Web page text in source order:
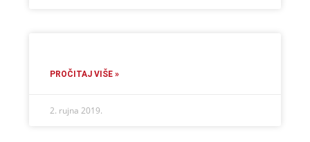
PROČITAJ VIŠE »
2. rujna 2019.